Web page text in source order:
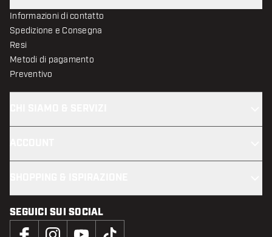
Informazioni di contatto
Spedizione e Consegna
Resi
Metodi di pagamento
Preventivo
SEGUICI SUI SOCIAL